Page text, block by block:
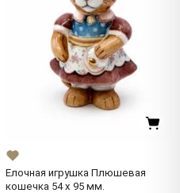
Елочная игрушка Плюшевая
кошечка 54 x 95 мм.